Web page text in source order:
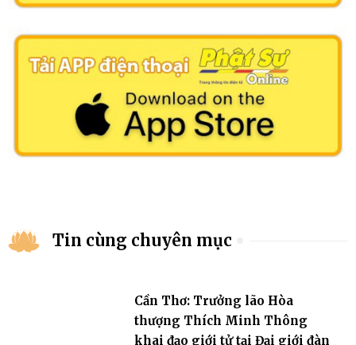
Tin cùng chuyên mục
Cần Thơ: Trưởng lão Hòa
thượng Thích Minh Thông
khai đạo giới tử tại Đại giới đàn